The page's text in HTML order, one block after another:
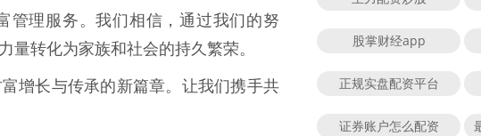
管理服务。我们相信，通过我们的努
量转化为家族和社会的持久繁荣。
增长与传承的新篇章。让我们携手共
股掌财经app
正规实盘配资平台
证券账户怎么配资